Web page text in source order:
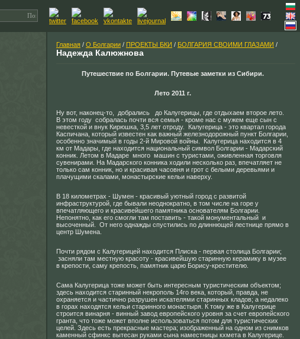
Главная / О Болгарии / ПРОЕКТЫ БКИ / БОЛГАРИЯ СВОИМИ ГЛАЗАМИ /
Надежда Калюжнова
Путешествие по Болгарии. Путевые заметки из Сибири.
Лето 2011 г.
Ну вот, наконец-то, добрались до Калугерицы, где отдыхаем второе лето.
В этом году собралась почти вся семья - кроме нас с мужем еще сын с
невесткой и внук Кирюшка, 3,5 лет отроду. Калугерица - это квартал города
Каспичана, который известен как важный железнодорожный пункт Болгарии,
особенно значимый в годы 2-й Мировой войны. Калугерица находится в 4
км от Мадары, где находится национальный символ Болгарии - Мадарский
конник. Летом в Мадаре много машин с туристами, оживленная торговля
сувенирами. На Мадарского конника ходили несколько раз, впечатляет не
только сам конник, но и красивая часовня и грот с белыми деревьями и
плачущими скалами, монастырские кельи наверху.
В 18 километрах - Шумен - красивый уютный город с развитой
инфраструктурой, где бывали неоднократно, в том числе на горе у
впечатляющего и красивейшего памятника основателям Болгарии.
Непонятно, как его смогли там поставить - такой монументальный и
высоченный. От него однажды спустились по длиннющей лестнице прямо в
центр Шумена.
Почти рядом с Калугерицей находится Плиска - первая столица Болгарии;
засняли там местную красоту - красивейшую старинную керамику в музее
в крепости, саму крепость, памятник царю Борису-крестителю.
Сама Калугерица тоже может быть интересным туристическим объектом;
здесь находится старинный некрополь 14го века, который, правда, не
охраняется и частично разрушен искателями старинных кладов; а недалеко
в горах находятся кельи старинного монастыря. К тому же в Калугерице
строится винарня - винный завод европейского уровня за счет европейского
гранта, что тоже может вполне использоваться потом для туристических
целей. Здесь есть прекрасные мастера; изображенный на одном из снимков
каменный сфинкс вытесан руками сына наместницы кхмета в Калугерице.